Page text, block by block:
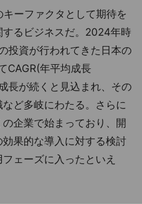
ーファクタとして期待を
るビジネスだ。2024年時
投資が行われてきた日本の
CAGR(年平均成長
長が続くと見込まれ、その
ど多岐にわたる。さらに
企業で始まっており、開
果的な導入に対する検討
ェーズに入ったといえ